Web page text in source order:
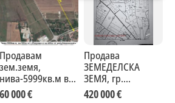
Продавам
зем.земя,
нива-5999кв.м в
землището на
60 000 €
Продава
ЗЕМЕДЕЛСКА
ЗЕМЯ, гр.
Божурище, област
420 000 €